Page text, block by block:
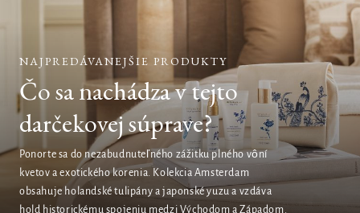
NAJPREDÁVANEJŠIE PRODUKTY
Čo sa nachádza v tejto
darčekovej súprave?
Ponorte sa do nezabudnuteľného zážitku plného vôní
kvetov a exotického korenia. Kolekcia Amsterdam
obsahuje holandské tulipány a japonské yuzu a vzdáva
hold historickému spojeniu medzi Východom a Západom.